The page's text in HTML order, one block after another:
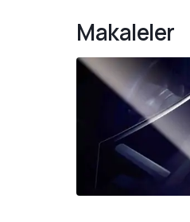
Makaleler